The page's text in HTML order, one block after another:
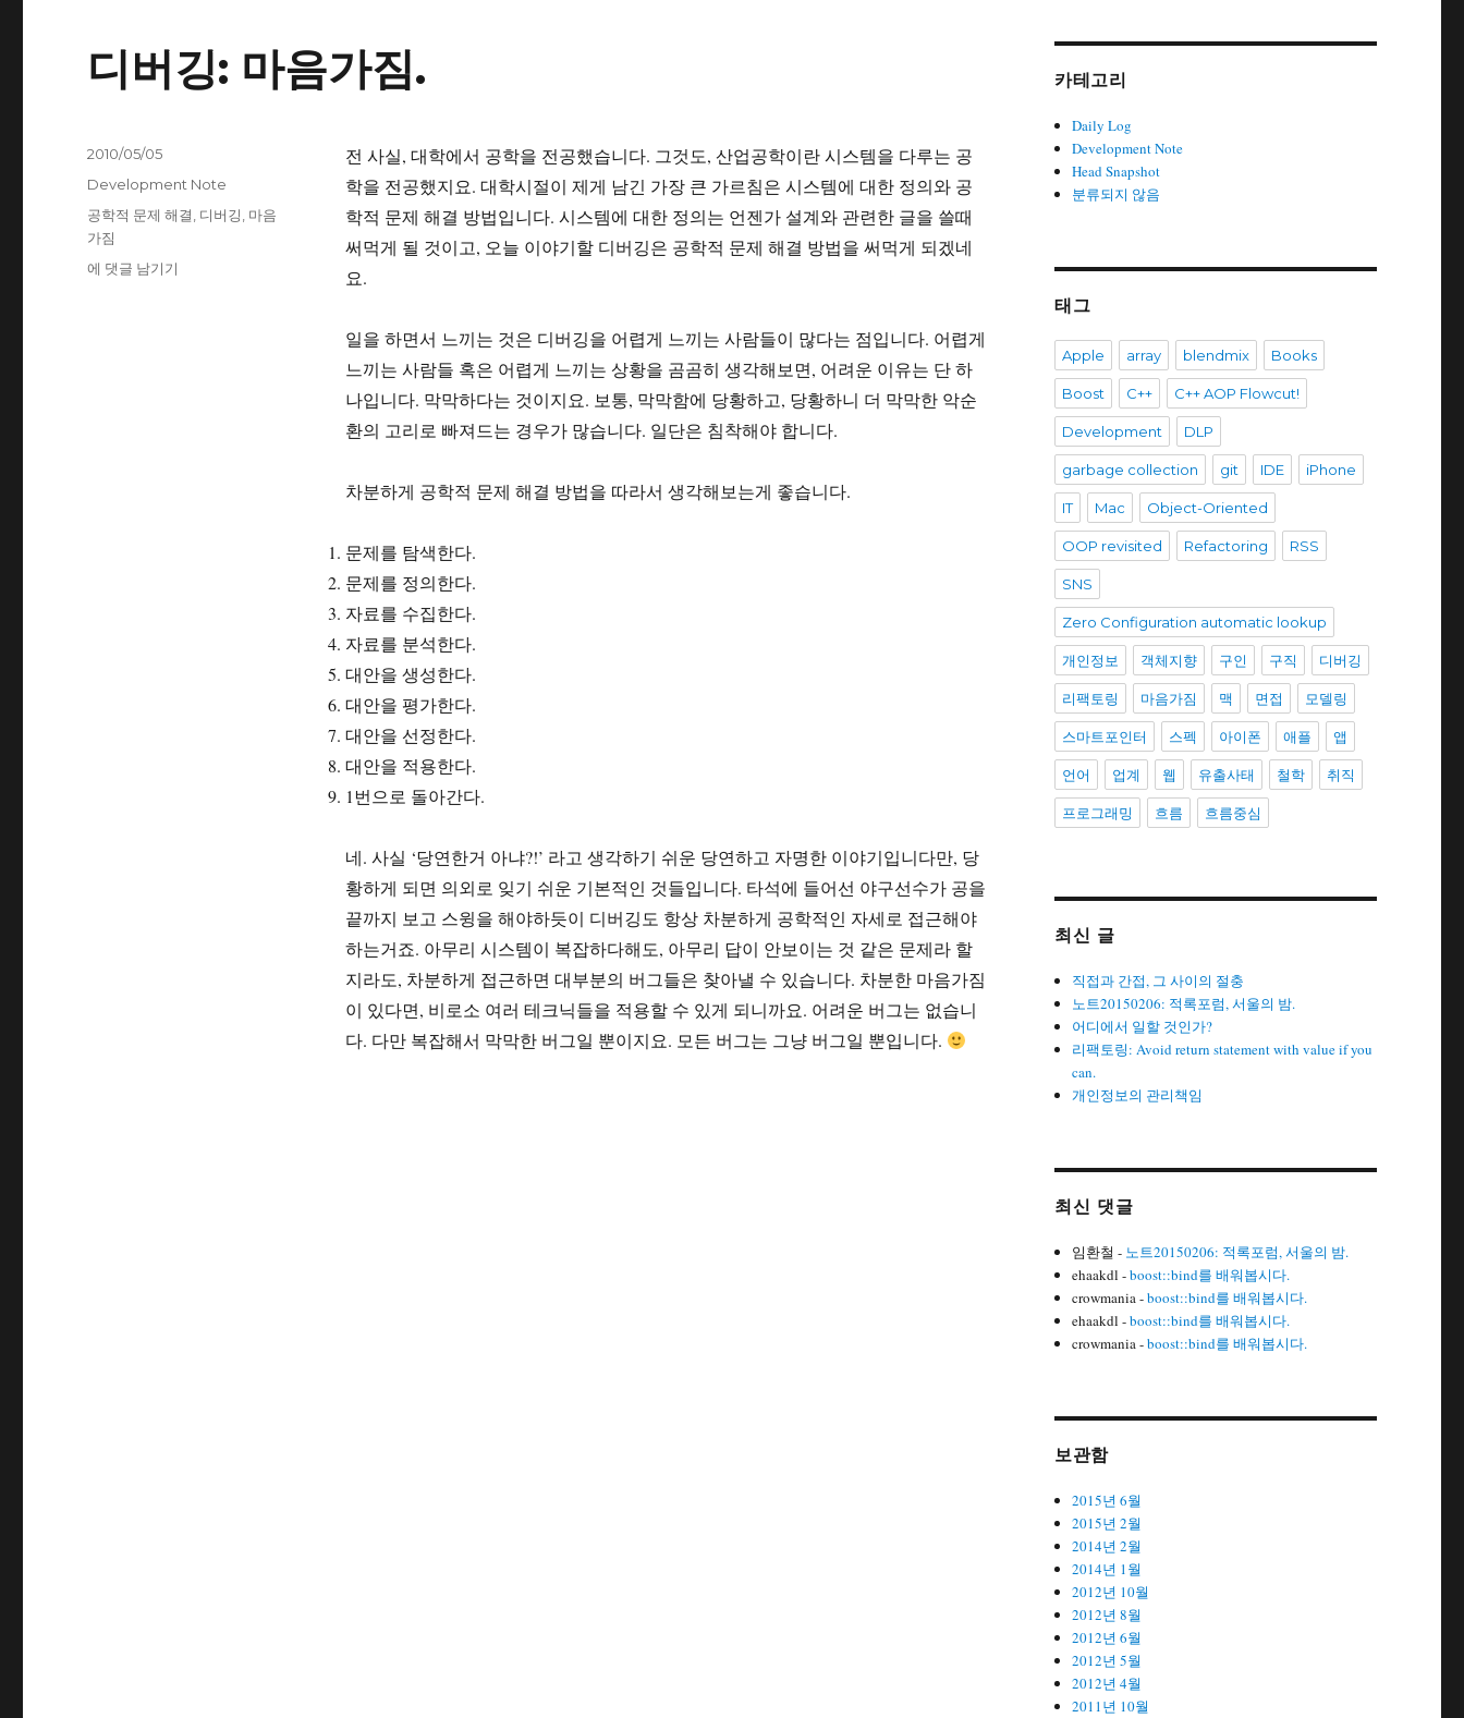
디버깅: 마음가짐.
전 사실, 대학에서 공학을 전공했습니다. 그것도, 산업공학이란 시스템을 다루는 공
학을 전공했지요. 대학시절이 제게 남긴 가장 큰 가르침은 시스템에 대한 정의와 공
학적 문제 해결 방법입니다. 시스템에 대한 정의는 언젠가 설계와 관련한 글을 쓸때
써먹게 될 것이고, 오늘 이야기할 디버깅은 공학적 문제 해결 방법을 써먹게 되겠네
요.
일을 하면서 느끼는 것은 디버깅을 어렵게 느끼는 사람들이 많다는 점입니다. 어렵게
느끼는 사람들 혹은 어렵게 느끼는 상황을 곰곰히 생각해보면, 어려운 이유는 단 하
나입니다. 막막하다는 것이지요. 보통, 막막함에 당황하고, 당황하니 더 막막한 악순
환의 고리로 빠져드는 경우가 많습니다. 일단은 침착해야 합니다.
차분하게 공학적 문제 해결 방법을 따라서 생각해보는게 좋습니다.
문제를 탐색한다.
문제를 정의한다.
자료를 수집한다.
자료를 분석한다.
대안을 생성한다.
대안을 평가한다.
대안을 선정한다.
대안을 적용한다.
1번으로 돌아간다.
네. 사실 ‘당연한거 아냐?!’ 라고 생각하기 쉬운 당연하고 자명한 이야기입니다만, 당
황하게 되면 의외로 잊기 쉬운 기본적인 것들입니다. 타석에 들어선 야구선수가 공을
끝까지 보고 스윙을 해야하듯이 디버깅도 항상 차분하게 공학적인 자세로 접근해야
하는거죠. 아무리 시스템이 복잡하다해도, 아무리 답이 안보이는 것 같은 문제라 할
지라도, 차분하게 접근하면 대부분의 버그들은 찾아낼 수 있습니다. 차분한 마음가짐
이 있다면, 비로소 여러 테크닉들을 적용할 수 있게 되니까요. 어려운 버그는 없습니
다. 다만 복잡해서 막막한 버그일 뿐이지요. 모든 버그는 그냥 버그일 뿐입니다.
작
자
2010/05/05
카
테
고
Development Note
태
그
공학적 문제 해결 디버깅 마음
가짐
디
에 댓글 남기기
카테고리
Daily Log
Development Note
Head Snapshot
분류되지 않음
태그
Apple array blendmix Books
Boost C++ C++ AOP Flowcut!
Development DLP
garbage collection git IDE iPhone
IT Mac Object-Oriented
OOP revisited Refactoring RSS
SNS
Zero Configuration automatic lookup
개인정보 객체지향 구인 구직 디버깅
리팩토링 마음가짐 맥 면접 모델링
스마트포인터 스펙 아이폰 애플 앱
언어 업계 웹 유출사태 철학 취직
프로그래밍 흐름 흐름중심
최신 글
직접과 간접, 그 사이의 절충
노트20150206: 적록포럼, 서울의 밤.
어디에서 일할 것인가?
리팩토링: Avoid return statement with value if you
can.
개인정보의 관리책임
최신 댓글
임환철 - 노트20150206: 적록포럼, 서울의 밤.
ehaakdl -boost::bind를 배워봅시다.
crowmania-boost::bind를 배워봅시다.
ehaakdl -boost::bind를 배워봅시다.
crowmania-boost::bind를 배워봅시다.
보관함
2015년 6월
2015년 2월
2014년 2월
2014년 1월
2012년 10월
2012년 8월
2012년 6월
2012년 5월
2012년 4월
2011년 10월